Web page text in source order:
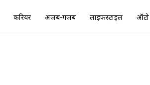
करियर अजब-गजब लाइफस्टाइल ऑटो